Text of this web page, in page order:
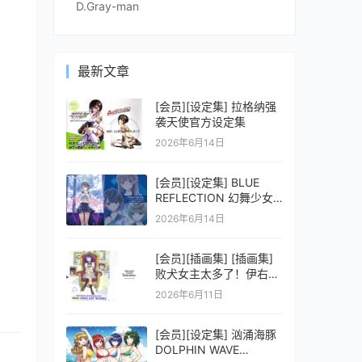
D.Gray-man
最新文章
[会员][设定集] 拉格纳强
袭天使官方设定集
2026年6月14日
[会员][设定集] BLUE
REFLECTION 幻舞少女
之剑公式ビジュアルコレ
2026年6月14日
[会员][插画集] [插画集]
败犬女主太多了！伊右群
ARTWORKS
2026年6月11日
[会员][设定集] 汹涌海豚
DOLPHIN WAVE